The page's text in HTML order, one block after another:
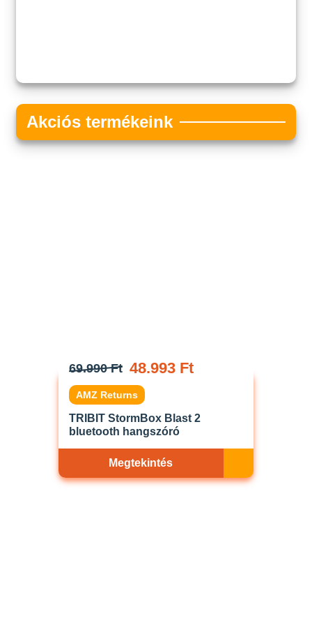
Akciós termékeink
69.990 Ft 48.993 Ft
AMZ Returns
TRIBIT StormBox Blast 2
bluetooth hangszóró
Megtekintés